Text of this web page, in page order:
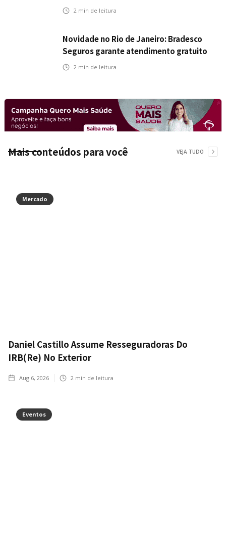
veículos elétricos da Bradesco Seguros
2 min de leitura
Novidade no Rio de Janeiro: Bradesco
Seguros garante atendimento gratuito
na Ponte Rio-Niterói
2 min de leitura
Mais conteúdos para você VEJA TUDO
Mercado
Daniel Castillo Assume Resseguradoras Do
IRB(Re) No Exterior
Aug 6, 2026 2 min de leitura
Eventos